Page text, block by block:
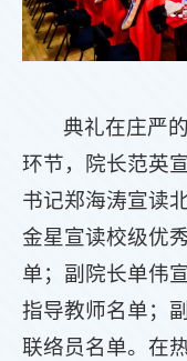
典礼在庄严
环节，院长范英
书记郑海涛宣读
金星宣读校级优
单；副院长单伟
指导教师名单；
联络员名单。在